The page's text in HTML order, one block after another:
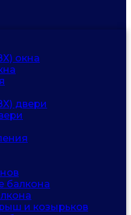
окна
двери
балкона
и козырьков